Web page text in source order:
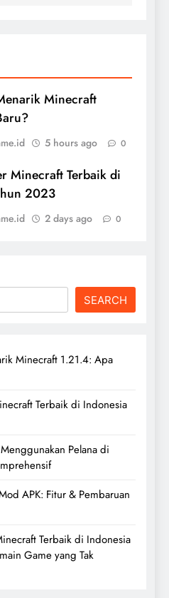
Minecraft
5 hours ago 0
Minecraft Terbaik di
2023
2 days ago 0
SEARCH
Minecraft 1.21.4: Apa
Terbaik di Indonesia
Pelana di
APK: Fitur & Pembaruan
Terbaik di Indonesia
Game yang Tak